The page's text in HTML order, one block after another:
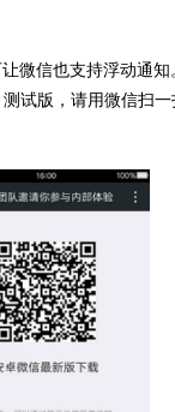
微信也支持浮动通知
试版，请用微信扫